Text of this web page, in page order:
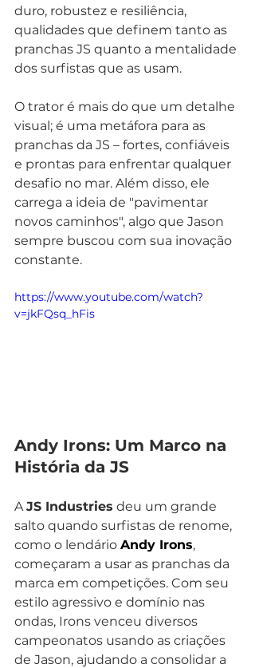
duro, robustez e resiliência,
qualidades que definem tanto as
pranchas JS quanto a mentalidade
dos surfistas que as usam.
O trator é mais do que um detalhe
visual; é uma metáfora para as
pranchas da JS – fortes, confiáveis
e prontas para enfrentar qualquer
desafio no mar. Além disso, ele
carrega a ideia de "pavimentar
novos caminhos", algo que Jason
sempre buscou com sua inovação
constante.
https://www.youtube.com/watch?
v=jkFQsq_hFis
Andy Irons: Um Marco na
História da JS
A JS Industries deu um grande
salto quando surfistas de renome,
como o lendário Andy Irons,
começaram a usar as pranchas da
marca em competições. Com seu
estilo agressivo e domínio nas
ondas, Irons venceu diversos
campeonatos usando as criações
de Jason, ajudando a consolidar a